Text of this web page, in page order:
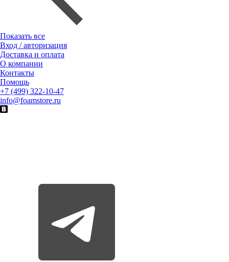
Показать все
Вход / авторизация
Доставка и оплата
О компании
Контакты
Помощь
+7 (499) 322-10-47
info@foamstore.ru